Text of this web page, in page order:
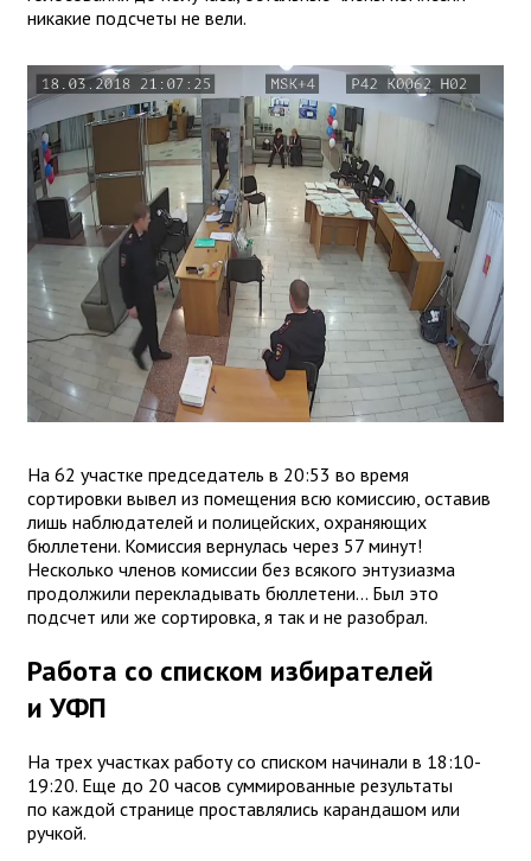
никакие подсчеты не вели.
На 62 участке председатель в 20:53 во время
сортировки вывел из помещения всю комиссию, оставив
лишь наблюдателей и полицейских, охраняющих
бюллетени. Комиссия вернулась через 57 минут!
Несколько членов комиссии без всякого энтузиазма
продолжили перекладывать бюллетени... Был это
подсчет или же сортировка, я так и не разобрал.
Работа со списком избирателей
и УФП
На трех участках работу со списком начинали в 18:10-
19:20. Еще до 20 часов суммированные результаты
по каждой странице проставлялись карандашом или
ручкой.